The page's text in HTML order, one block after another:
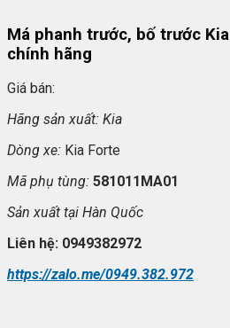
Má phanh trước, bố trước
chính hãng
Giá bán:
Hãng sản xuất: Kia
Dòng xe: Kia Forte
Mã phụ tùng: 581011MA01
Sản xuất tại Hàn Quốc
Liên hệ: 0949382972
https://zalo.me/0949.382.972